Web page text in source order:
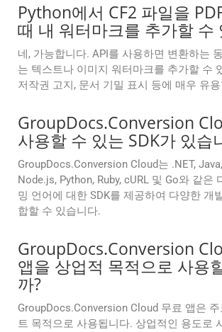
Python에서 CF2 파일을
때 내 워터마크를 추가할 수
네, 가능합니다. API를 사용하면 변환하는
는 텍스트나 이미지 워터마크를 추가할 수
저작권 고지, 문서 기밀 표시 등에 매우 유
GroupDocs.Conversion
사용할 수 있는 SDK가 있습
GroupDocs.Conversion Cloud는 .NET,
Node.js, Python, Ruby, cURL 및 Go와 같은
밍 언어에 대한 SDK를 제공하여 다양한 개
합할 수 있습니다.
GroupDocs.Conversion
앱을 상업적 목적으로 사용
까?
GroupDocs.Conversion Cloud 무료 앱은
트 목적으로 사용됩니다. 상업적인 용도로